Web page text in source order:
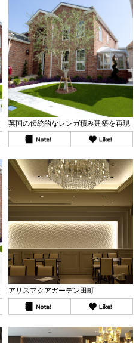
英国の伝統的なレンガ積み建築を再現
アリスアクアガーデン田町